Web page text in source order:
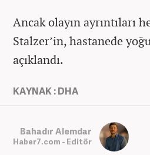
Ancak olayın ayrıntıları
Stalzer’in, hastanede
açıklandı.
KAYNAK : DHA
Bahadır Alemdar
Haber7.com - Editör